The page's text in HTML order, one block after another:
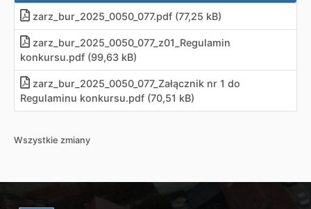
zarz_bur_2025_0050_077.pdf (77,25 kB)
zarz_bur_2025_0050_077_z01_Regulamin
konkursu.pdf (99,63 kB)
zarz_bur_2025_0050_077_Załącznik nr 1 do
Regulaminu konkursu.pdf (70,51 kB)
Wszystkie zmiany